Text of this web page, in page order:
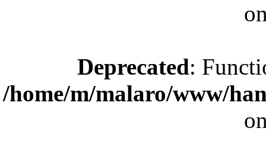
Deprecated:
/home/m/malaro/www/